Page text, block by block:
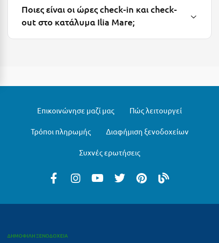
Μεθώνη
Μέτσοβο
Μυστράς
Ποιες είναι οι ώρες check-in και check-
out στο κατάλυμα Ilia Mare;
Επικοινώνησε μαζί μας Πώς λειτουργεί
Τρόποι πληρωμής Διαφήμιση ξενοδοχείων
Συχνές ερωτήσεις
ΔΗΜΟΦΙΛΗ ΞΕΝΟΔΟΧΕΙΑ